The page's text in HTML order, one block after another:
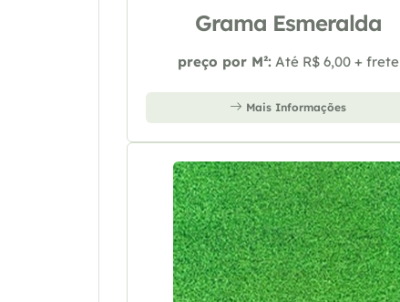
Grama Esmeralda
preço por M²: Até R$ 6,00 + frete
Mais Informações